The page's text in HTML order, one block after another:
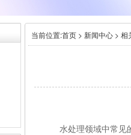
当前位置:首页 > 新闻中心 > 相
水处理领域中常见